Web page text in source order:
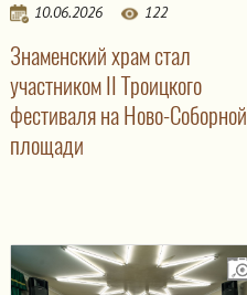
10.06.2026 122
Знаменский храм стал
участником II Троицкого
фестиваля на Ново-Соборной
площади